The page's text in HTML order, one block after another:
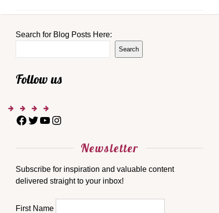
Search for Blog Posts Here:
Search
Follow us
Newsletter
Subscribe for inspiration and valuable content
delivered straight to your inbox!
First Name